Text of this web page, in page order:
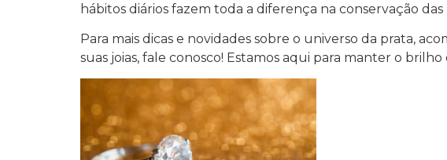
hábitos diários fazem toda a diferença na conservação das
Para mais dicas e novidades sobre o universo da prata,
suas joias, fale conosco! Estamos aqui para manter o brilho